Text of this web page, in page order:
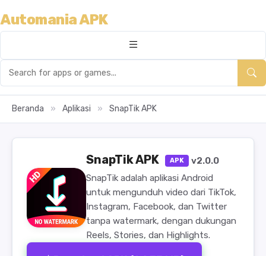
Automania APK
Beranda » Aplikasi » SnapTik APK
SnapTik APK APK
v2.0.0
SnapTik adalah aplikasi Android
untuk mengunduh video dari TikTok,
Instagram, Facebook, dan Twitter
tanpa watermark, dengan dukungan
Reels, Stories, dan Highlights.